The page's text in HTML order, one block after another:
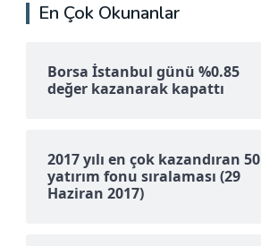
En Çok Okunanlar
Borsa İstanbul günü %0.85
değer kazanarak kapattı
2017 yılı en çok kazandıran 50
yatırım fonu sıralaması (29
Haziran 2017)